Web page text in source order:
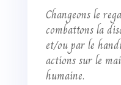
Changeons le
combattons la
et/ou par le
actions sur le
humaine.